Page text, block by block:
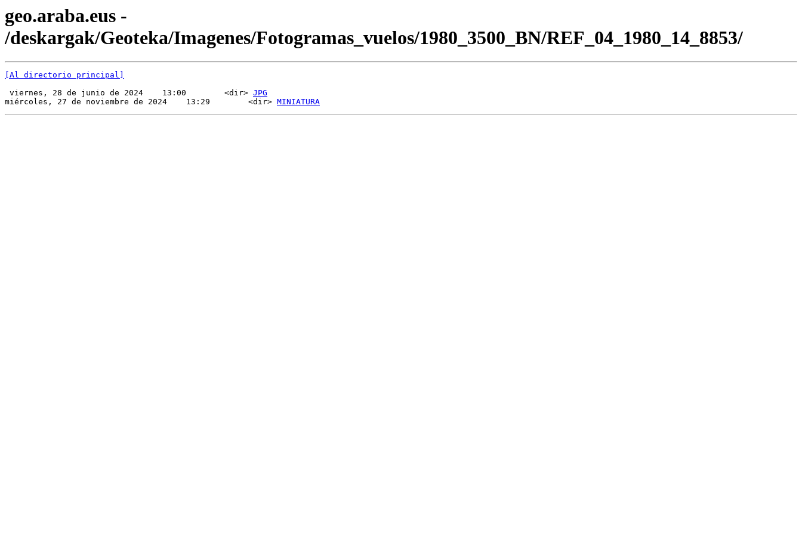
geo.araba.eus -
/deskargak/Geoteka/Imagenes/Fotogramas_vuelos/1980_3500_BN/REF_04_1980_14_8853/
[Al directorio principal]
viernes, 28 de junio de 2024    13:00        <dir> JPG
miércoles, 27 de noviembre de 2024    13:29        <dir> MINIATURA